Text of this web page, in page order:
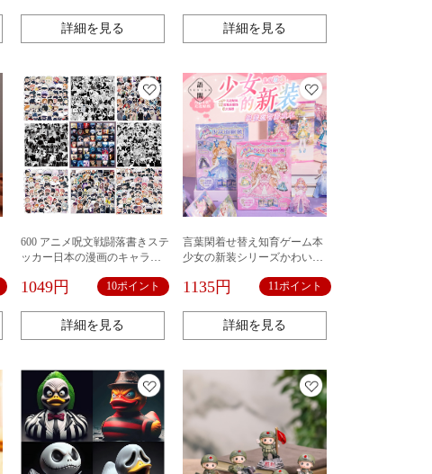
詳細を見る 詳細を見る
600 アニメ呪文戦闘落書きステ
ッカー日本の漫画のキャラク
電話ケーススーツケース装飾
1049円 10ポイント
詳細を見る
言葉閑着せ替え知育ゲーム本
少女の新装シリーズかわいい
1135円 11ポイント
詳細を見る